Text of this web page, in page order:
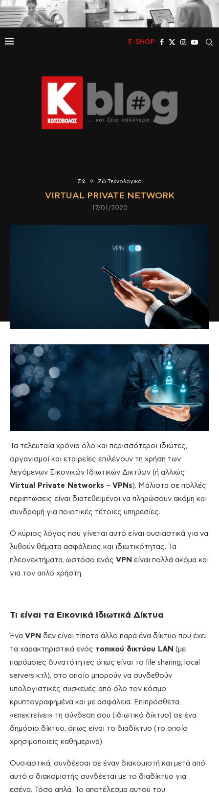
E-SHOP
Ζώ Ζώ Τεχνολογικά
VIRTUAL PRIVATE NETWORK
17/01/2020
Τα τελευταία χρόνια όλο και περισσότεροι ιδιώτες,
οργανισμοί και εταιρείες επιλέγουν τη χρήση των
λεγόμενων Εικονικών Ιδιωτικών Δικτύων (ή αλλιώς
Virtual
Private Networks – VPNs). Μάλιστα σε πολλές
περιπτώσεις είναι διατεθειμένοι να πληρώσουν ακόμη και
συνδρομή για ποιοτικές τέτοιες υπηρεσίες.
Ο κύριος λόγος που γίνεται αυτό είναι ουσιαστικά για να
λυθούν θέματα ασφάλειας και ιδιωτικότητας. Τα
πλεονεκτήματα, ωστόσο ενός VPN είναι πολλά ακόμα και
για τον απλό χρήστη.
Τι είναι τα Εικονικά Ιδιωτικά Δίκτυα
Ένα VPN δεν είναι τίποτα άλλο παρά ένα δίκτυο που έχει
τα χαρακτηριστικά ενός τοπικού δικτύου LAN (με
παρόμοιες δυνατότητες όπως είναι το file sharing, local
servers κτλ), στο οποίο μπορούν να συνδεθούν
υπολογιστικές συσκευές από όλο τον κόσμο
κρυπτογραφημένα και με ασφάλεια. Επιπρόσθετα,
«επεκτείνει» τη σύνδεση σου (ιδιωτικό δίκτυο) σε ένα
δημόσιο δίκτυο, όπως είναι το διαδίκτυο (το οποίο
χρησιμοποιείς καθημερινά).
Ουσιαστικά, συνδέεσαι σε έναν διακομιστή και μετά από
αυτό ο διακομιστής συνδέεται με το διαδίκτυο για
εσένα. Τόσο απλά. Το αποτέλεσμα αυτού του